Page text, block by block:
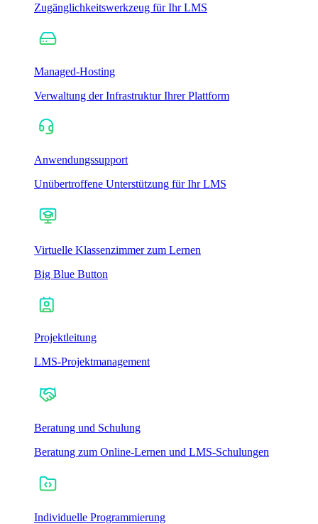
Zugänglichkeitswerkzeug für Ihr LMS
Managed-Hosting
Verwaltung der Infrastruktur Ihrer Plattform
Anwendungssupport
Unübertroffene Unterstützung für Ihr LMS
Virtuelle Klassenzimmer zum Lernen
Big Blue Button
Projektleitung
LMS-Projektmanagement
Beratung und Schulung
Beratung zum Online-Lernen und LMS-Schulungen
Individuelle Programmierung